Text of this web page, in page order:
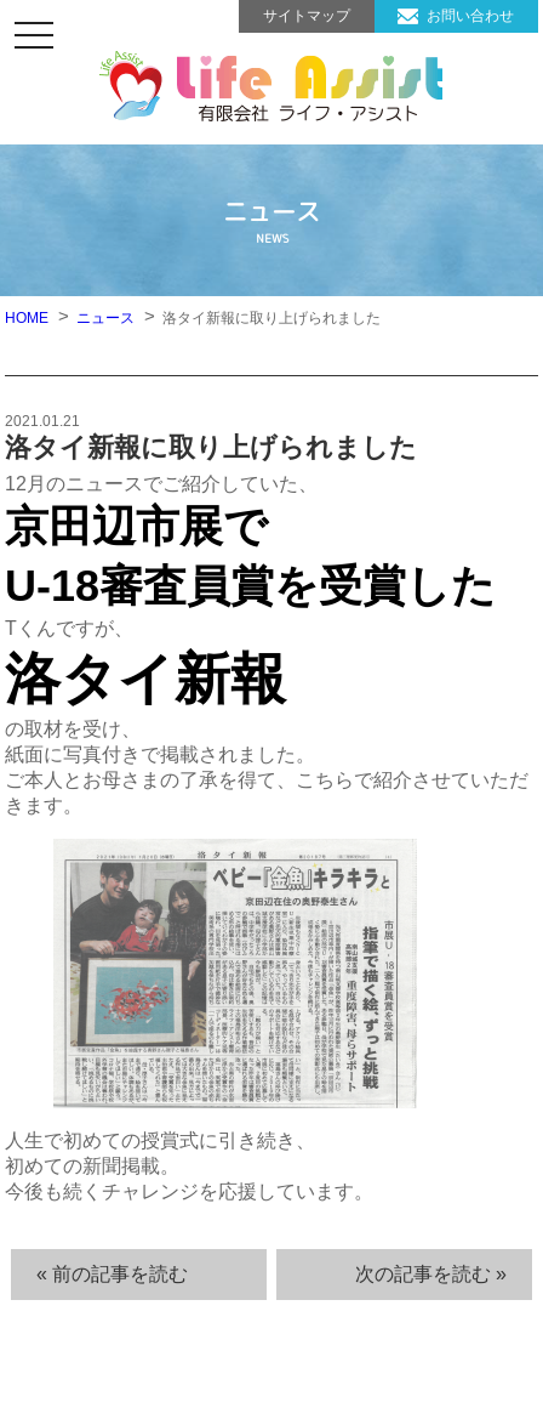
サイトマップ お問い合わせ
toggle
navigation
ニュース
NEWS
HOME ニュース 洛タイ新報に取り上げられました
2021.01.21
洛タイ新報に取り上げられました
12月のニュースでご紹介していた、
京田辺市展で
U-18審査員賞を受賞した
Tくんですが、
洛タイ新報
の取材を受け、
紙面に写真付きで掲載されました。
ご本人とお母さまの了承を得て、こちらで紹介させていただ
きます。
人生で初めての授賞式に引き続き、
初めての新聞掲載。
今後も続くチャレンジを応援しています。
« 前の記事を読む 次の記事を読む »